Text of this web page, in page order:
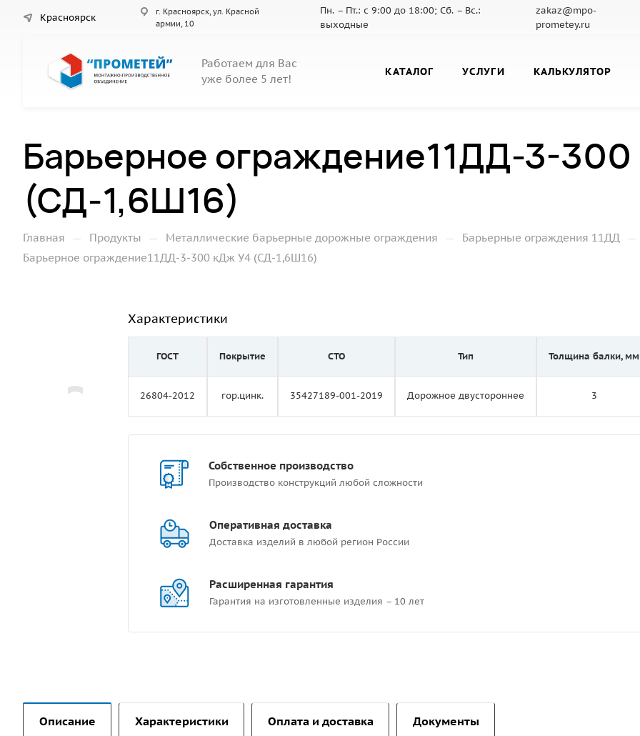
Красноярск
г. Красноярск, ул. Красной
армии, 10
Пн. – Пт.: с 9:00 до 18:00; Сб. – Вс.:
выходные
zakaz@mpo-
prometey.ru
Работаем для Вас
уже более 5 лет!
КАТАЛОГ УСЛУГИ КАЛЬКУЛЯТОР
Барьерное ограждение11ДД-3-
(СД-1,6Ш16)
Главная — Продукты — Металлические барьерные дорожные ограждения — Барьерные ограждения 11ДД —
Барьерное ограждение11ДД-3-300 кДж У4 (СД-1,6Ш16)
Характеристики
ГОСТ
26804-2012
Покрытие
гор.цинк.
СТО
35427189-001-2019
Тип
Дорожное двустороннее
Толщина балки, мм
3
Собственное производство
Производство конструкций любой сложности
Оперативная доставка
Доставка изделий в любой регион России
Расширенная гарантия
Гарантия на изготовленные изделия – 10 лет
Описание Характеристики Оплата и доставка Документы